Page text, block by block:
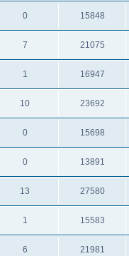
0 15848
7 21075
1 16947
10 23692
0 15698
0 13891
13 27580
1 15583
6 21981